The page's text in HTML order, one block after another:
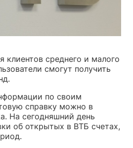
среднего и малого
смогут получить
по своим
справку можно в
На сегодняшний день
об открытых в ВТБ счетах,